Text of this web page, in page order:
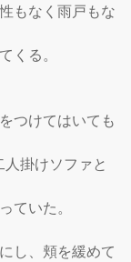
もなく雨戸もな
くる。
つけてはいても
掛けソファと
ていた。
し、頬を緩めて